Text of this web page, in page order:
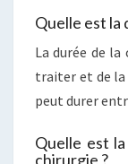
Quelle est la
La durée de
traiter et de la
peut durer
Quelle est
chirurgie ?